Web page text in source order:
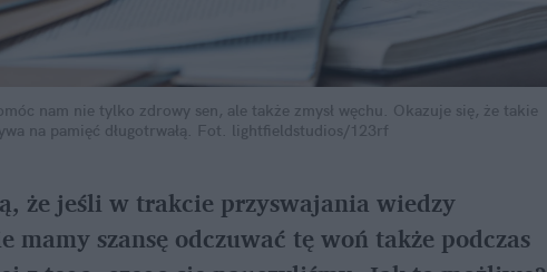
nam nie tylko zdrowy sen, ale także zmysł węchu. Okazuje się, że takie
na pamięć długotrwałą. Fot. lightfieldstudios/123rf
że jeśli w trakcie przyswajania wiedzy
szansę odczuwać tę woń także podczas